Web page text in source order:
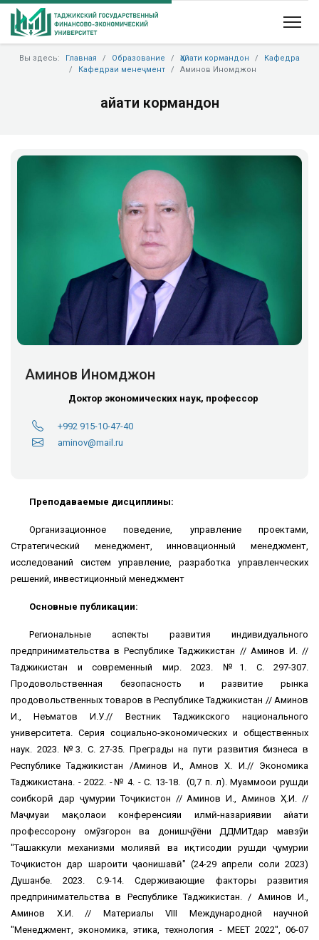
Вы здесь: Главная Образование Ҳайати кормандон
Кафедра
Кафедраи менеҷмент
Аминов Иномджон
Ҳайати кормандон
Аминов Иномджон
Доктор экономических наук, профессор
+992 915-10-47-40
aminov@mail.ru
Преподаваемые дисциплины:
Организационное поведение, управление проектами,
Стратегический менеджмент, инновационный менеджмент,
исследований систем управление, разработка управленческих
решений, инвестиционный менеджмент
Основные публикации:
Региональные аспекты развития индивидуального
предпринимательства в Республике Таджикистан // Аминов И. //
Таджикистан и современный мир. 2023. №1. С. 297-307.
Продовольственная безопасность и развитие рынка
продовольственных товаров в Республике Таджикистан // Аминов
И., Неъматов И.У.// Вестник Таджикского национального
университета. Серия социально-экономических и общественных
наук. 2023. №3. С. 27-35. Преграды на пути развития бизнеса в
Республике Таджикистан /Аминов И., Амнов Х. И.// Экономика
Таджикистана. - 2022. -№ 4. - С. 13-18. (0,7 п. л). Муаммоҳои рушди
соҳибкорӣ дар ҷумҳурии Тоҷикистон // Аминов И., Аминов Ҳ.И. //
Маҷмуаи мақолаҳои конференсияи илмӣ-назариявии ҳайати
профессорону омӯзгорон ва донишҷӯёни ДДМИТдар мавзӯи
"Ташаккули механизми молиявӣ ва иқтисодии рушди ҷумҳурии
Тоҷикистон дар шароити ҷаҳонишавӣ" (24-29 апрели соли 2023)
Душанбе. 2023. С.9-14. Сдерживающие факторы развития
предпринимательства в Республике Таджикистан. / Аминов И.,
Аминов Х.И. // Материалы VIII Международной научной
"Менеджмент, экономика, этика, технология - МЕЕТ 2022", 06-07